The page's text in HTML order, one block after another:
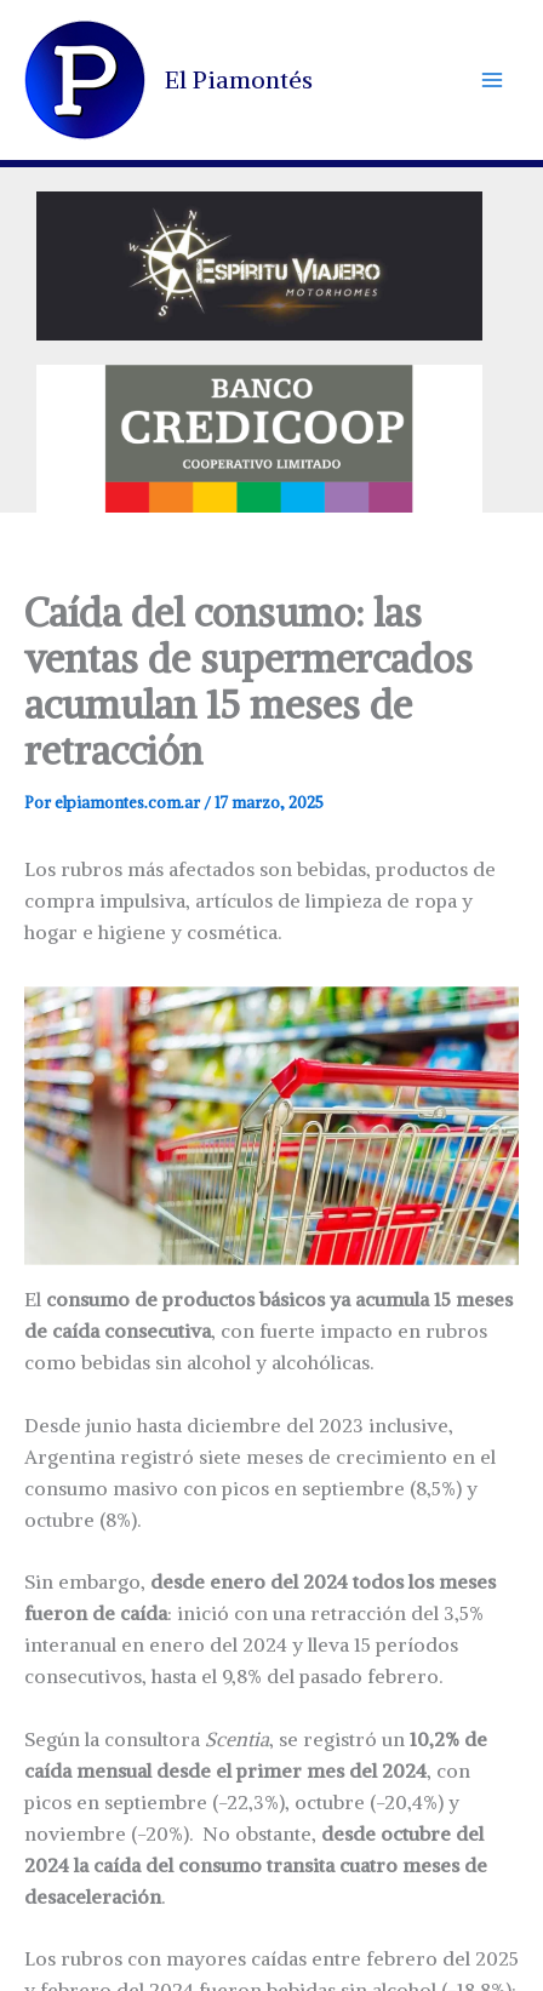
contenido
El Piamontés
Caída del consumo: las
ventas de supermercados
acumulan 15 meses de
retracción
Porelpiamontes.com.ar/17 marzo, 2025
Los rubros más afectados son bebidas, productos de
compra impulsiva, artículos de limpieza de ropa y
hogar e higiene y cosmética.
El consumo de productos básicos ya acumula 15 meses
de caída consecutiva, con fuerte impacto en rubros
como bebidas sin alcohol y alcohólicas.
Desde junio hasta diciembre del 2023 inclusive,
Argentina registró siete meses de crecimiento en el
consumo masivo con picos en septiembre (8,5%) y
octubre (8%).
Sin embargo, desde enero del 2024 todos los meses
fueron de caída: inició con una retracción del 3,5%
interanual en enero del 2024 y lleva 15 períodos
consecutivos, hasta el 9,8% del pasado febrero.
Según la consultora Scentia, se registró un 10,2% de
caída mensual desde el primer mes del 2024, con
picos en septiembre (-22,3%), octubre (-20,4%) y
noviembre (-20%). No obstante, desde octubre del
2024 la caída del consumo transita cuatro meses de
desaceleración.
Los rubros con mayores caídas entre febrero del 2025